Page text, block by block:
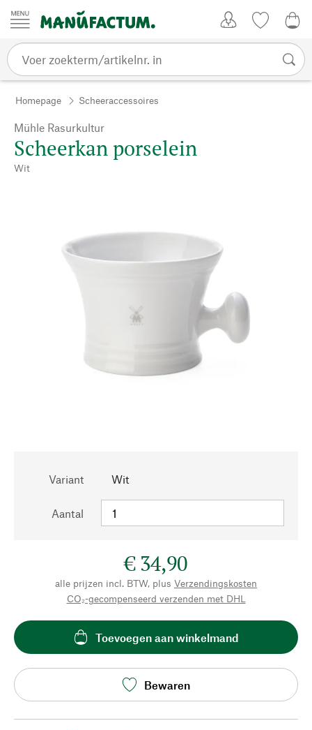
Passer au contenu
Homepage Scheeraccessoires
Mühle Rasurkultur
Scheerkan porselein
Wit
Variant Wit
Aantal
€ 34,90
alle prijzen incl. BTW, plus Verzendingskosten
CO₂-gecompenseerd verzenden met DHL
Toevoegen aan winkelmand
Bewaren